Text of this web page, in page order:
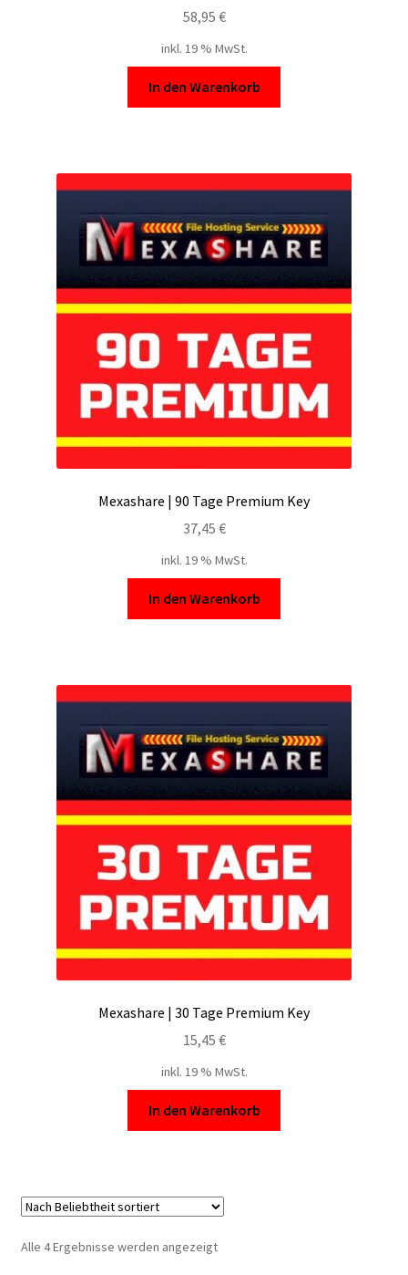
58,95 €
inkl. 19 % MwSt.
In den Warenkorb
Mexashare | 90 Tage Premium Key
37,45 €
inkl. 19 % MwSt.
In den Warenkorb
Mexashare | 30 Tage Premium Key
15,45 €
inkl. 19 % MwSt.
In den Warenkorb
Alle 4 Ergebnisse werden angezeigtNach